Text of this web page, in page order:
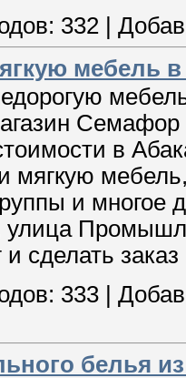
332 |
мебель
в
мягкую
и многое
улица
и сделать
333
белья